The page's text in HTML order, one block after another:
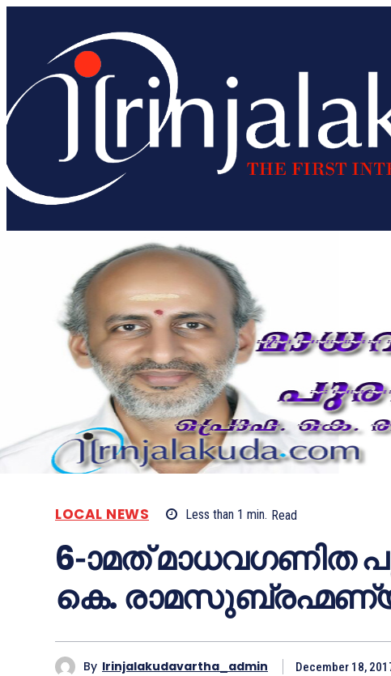
LOCAL NEWS Less than 1 min. Read
6-ാമത് മാധവഗണിത
കെ.
By Irinjalakudavartha_admin December 18,